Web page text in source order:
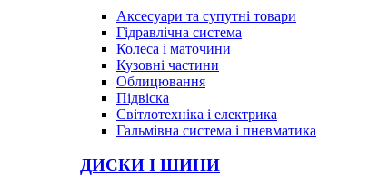
Аксесуари та супутні товари
Гідравлічна система
Колеса і маточини
Кузовні частини
Облицювання
Підвіска
Світлотехніка і електрика
Гальмівна система і пневматика
ДИСКИ І ШИНИ